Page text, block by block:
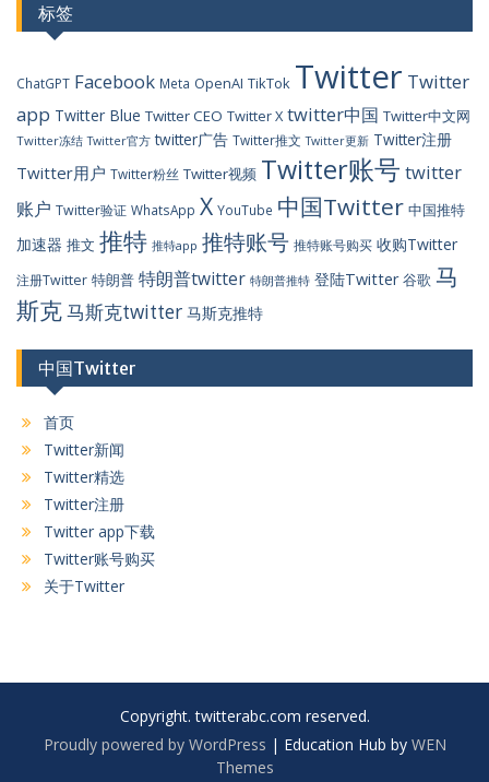
标签
ChatGPT Facebook Meta OpenAI TikTok Twitter Twitter
app Twitter Blue Twitter CEO Twitter X twitter中国 Twitter中文网
Twitter冻结 Twitter官方 twitter广告 Twitter推文 Twitter更新 Twitter注册
Twitter用户 Twitter粉丝 Twitter视频 Twitter账号 twitter
账户 Twitter验证 WhatsApp X YouTube 中国Twitter 中国推特
加速器 推文 推特 推特app 推特账号 推特账号购买 收购Twitter
注册Twitter 特朗普 特朗普twitter 特朗普推特 登陆Twitter 谷歌 马
斯克马斯克twitter 马斯克推特
中国Twitter
首页
Twitter新闻
Twitter精选
Twitter注册
Twitter app下载
Twitter账号购买
关于Twitter
Copyright. twitterabc.com reserved.
Proudly powered by WordPress | Education Hub by WEN
Themes